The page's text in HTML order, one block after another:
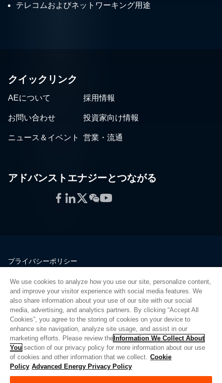
テレコムおよびネットワーキング用途
クイックリンク
AEについて 採用情報
お問い合わせ 投資家向け情報
ニュース＆イベント 営業・流通
アドバンストエナジーとつながる
Facebook
LinkedIn
Twitter
WeChat
YouTube
プライバシーポリシー
品質
サイトマップ
サプライヤーポータル
UK Modern Slavery Act
Privacy Preferences
Do Not Sell or Share My Personal Information
Limit the Use of My Sensitive Personal Information
We use cookies to analyze how you use our site, personalize content,
and improve your visitor experience with social media features. We
also share information about your use of our site with our social
media, advertising, and analytics partners. By clicking “Accept All
Cookies”, you agree to the storing of cookies on your device to
enhance site navigation, analyze site usage, and assist in our
marketing efforts. Please review the Information We Collect About
You section of our privacy policy for more information about our use
of cookies and other information that we collect. Cookie
Policy Advanced Energy Privacy Policy